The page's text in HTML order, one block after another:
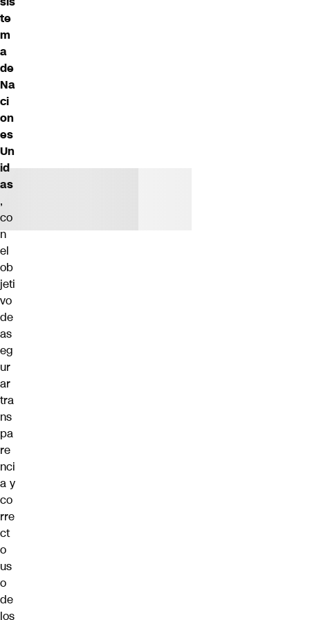
te
m
a
de
Na
ci
on
es
Un
id
as
,
co
n
el
ob
jeti
vo
de
as
eg
ur
ar
tra
ns
pa
re
nci
a y
co
rre
ct
o
us
o
de
los